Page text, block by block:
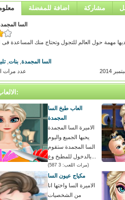
اضافة للمفضلة مشاركة
السا
مهمة حول العالم للتجول وتحتاج منك المساعدة فى
السا المجمدة بنات ,
عدد مرات
الالعاب المتشابه:
العاب طبخ السا
المجمدة
الاميرة السا المجمدة
يحبها الجميع واليوم
السا المجمدة ستقوم
(مرات اللعب: 3 587)
مكياج عيون السا
الاميرة السا واختها انا
من الشخصيات